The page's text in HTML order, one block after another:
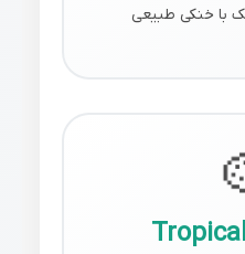
با خنکی طبیعی